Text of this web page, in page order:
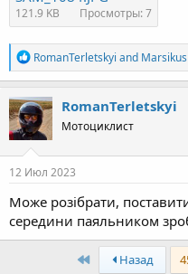
121.9 KB Просмотры: 7
R
e
a
c
t
i
o
n
s
RomanTerletskyi and Marsikus
RomanTerletskyi
Мотоциклист
12 Июл 2023
Може розібрати,
середини паяльником
First Назад